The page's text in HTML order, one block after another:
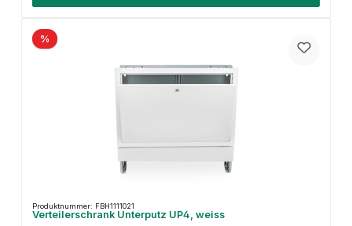
%
Produktnummer: FBH1111021
Verteilerschrank Unterputz UP4, weiss